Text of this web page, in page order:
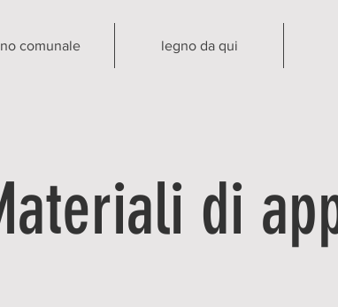
comunale legno da qui
di